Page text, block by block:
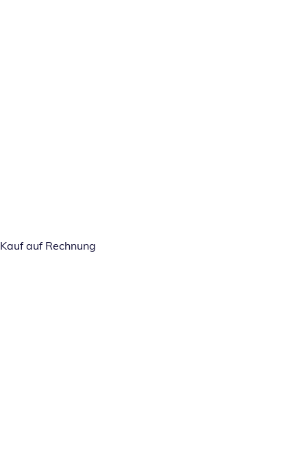
Kauf auf Rechnung